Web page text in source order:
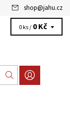
shop@jahu.cz
0 ks / 0 Kč